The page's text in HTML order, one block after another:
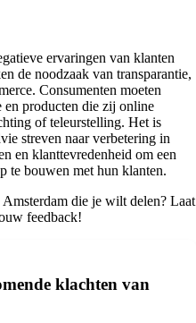
ervaringen van klanten
de noodzaak van transparantie,
Consumenten moeten
producten die zij online
of teleurstelling. Het is
streven naar verbetering in
en klanttevredenheid om een
te bouwen met hun klanten.
die je wilt delen? Laat
feedback!
klachten van